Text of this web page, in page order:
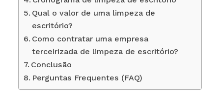
Qual o valor de uma limpeza de
escritório?
Como contratar uma empresa
terceirizada de limpeza de escritório?
Conclusão
Perguntas Frequentes (FAQ)